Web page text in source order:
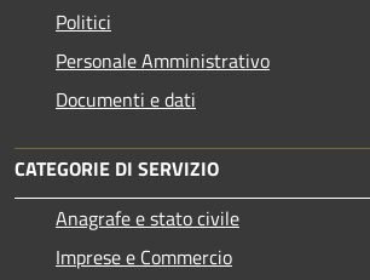
Politici
Personale Amministrativo
Documenti e dati
CATEGORIE DI SERVIZIO
Anagrafe e stato civile
Imprese e Commercio